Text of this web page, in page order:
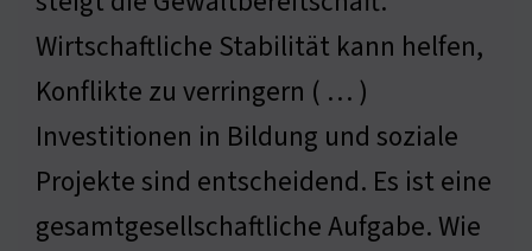
Wirtschaftliche Stabilität kann helfen,
Konflikte zu verringern ( … )
Investitionen in Bildung und soziale
Projekte sind entscheidend. Es ist eine
gesamtgesellschaftliche Aufgabe. Wie